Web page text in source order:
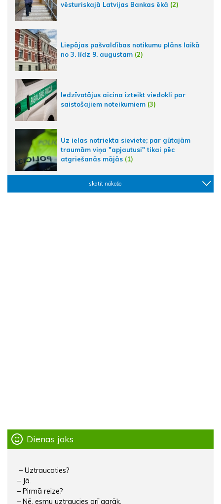
vēsturiskajā Latvijas Bankas ēkā (2)
Liepājas pašvaldības notikumu plāns laikā
no 3. līdz 9. augustam (2)
Iedzīvotājus aicina izteikt viedokli par
saistošajiem noteikumiem (3)
Uz ielas notriekta sieviete; par gūtajām
traumām viņa "apjautusi" tikai pēc
atgriešanās mājās (1)
skatīt nākošo
Dienas joks
– Uztraucaties?
– Jā.
– Pirmā reize?
– Nē, esmu uztraucies arī agrāk.